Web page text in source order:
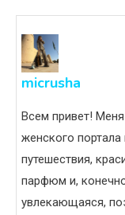
micrusha
Всем привет!
женского
путешествия,
парфюм и,
увлекающаяся,